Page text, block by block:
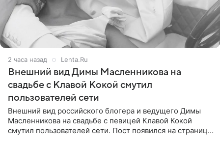
2 часа назад Lenta.Ru
Внешний вид Димы Масленникова на
свадьбе с Клавой Кокой смутил
пользователей сети
Внешний вид российского блогера и ведущего Димы
Масленникова на свадьбе с певицей Клавой Кокой
смутил пользователей сети. Пост появился на странице